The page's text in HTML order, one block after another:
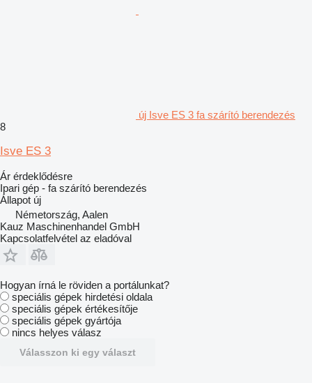
új Isve ES 3 fa szárító berendezés
8
Isve ES 3
Ár érdeklődésre
Ipari gép - fa szárító berendezés
Állapot új
Németország, Aalen
Kauz Maschinenhandel GmbH
Kapcsolatfelvétel az eladóval
Hogyan írná le röviden a portálunkat?
speciális gépek hirdetési oldala
speciális gépek értékesítője
speciális gépek gyártója
nincs helyes válasz
Válasszon ki egy választ